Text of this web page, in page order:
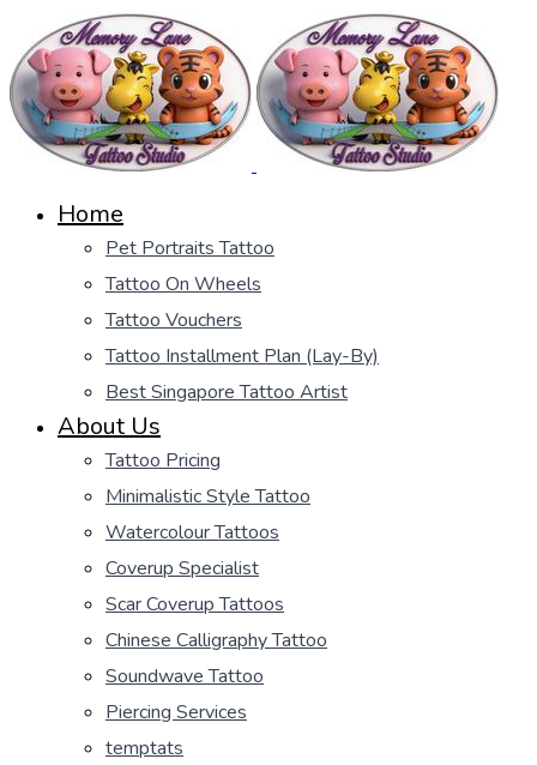
Home
Pet Portraits Tattoo
Tattoo On Wheels
Tattoo Vouchers
Tattoo Installment Plan (Lay-By)
Best Singapore Tattoo Artist
About Us
Tattoo Pricing
Minimalistic Style Tattoo
Watercolour Tattoos
Coverup Specialist
Scar Coverup Tattoos
Chinese Calligraphy Tattoo
Soundwave Tattoo
Piercing Services
temptats